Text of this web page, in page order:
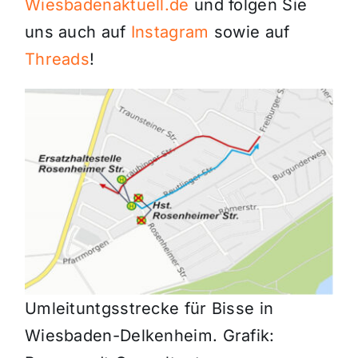
Wiesbadenaktuell.de und folgen Sie
uns auch auf Instagram sowie auf
Threads!
Umleituntgsstrecke für Bisse in
Wiesbaden-Delkenheim. Grafik: